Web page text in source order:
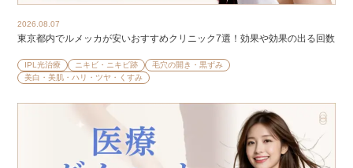
2026.08.07
東京都内でルメッカが安いおすすめクリニック7選！効果や効果の出る回数
IPL光治療 ニキビ・ニキビ跡
毛穴の開き・黒ずみ
美白・美肌・ハリ・ツヤ・くすみ